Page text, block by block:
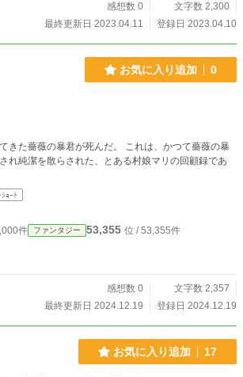
感想数 0
文字数 2,300
最終更新日 2023.04.11
登録日 2023.04.10
お気に入り追加 0
きた薔薇の暴君が死んだ。 これは、かつて薔薇の暴
れ純潔を散らされた、とある村娘マリの回顧録であ
ｼｮｰﾄ
件 ファンタジー 53,355 位 / 53,355件
感想数 0
文字数 2,357
最終更新日 2024.12.19
登録日 2024.12.19
お気に入り追加 17